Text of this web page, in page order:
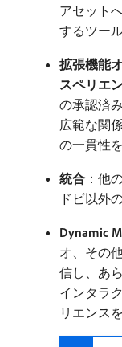
アセット
するツール
拡張機能
スペリエ
の承認済
広範な関
の一貫性
統合 ：他
ドビ以外
Dynamic
オ、その
信し、あ
インタラ
リエンス